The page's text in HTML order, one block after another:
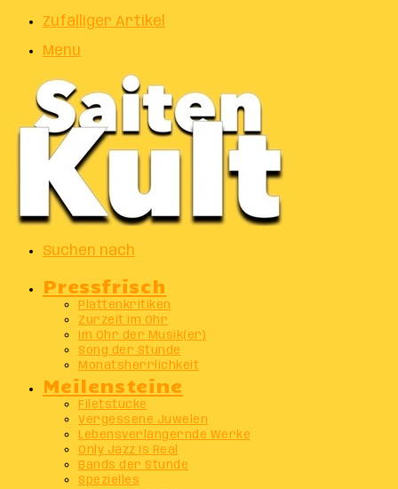
Zufälliger Artikel
Menu
Suchen nach
Pressfrisch
Plattenkritiken
Zurzeit im Ohr
Im Ohr der Musik(er)
Song der Stunde
Monatsherrlichkeit
Meilensteine
Filetstücke
Vergessene Juwelen
Lebensverlängernde Werke
Only Jazz Is Real
Bands der Stunde
Spezielles